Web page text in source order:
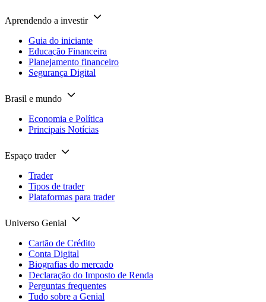
Aprendendo a investir
Guia do iniciante
Educação Financeira
Planejamento financeiro
Segurança Digital
Brasil e mundo
Economia e Política
Principais Notícias
Espaço trader
Trader
Tipos de trader
Plataformas para trader
Universo Genial
Cartão de Crédito
Conta Digital
Biografias do mercado
Declaração do Imposto de Renda
Perguntas frequentes
Tudo sobre a Genial